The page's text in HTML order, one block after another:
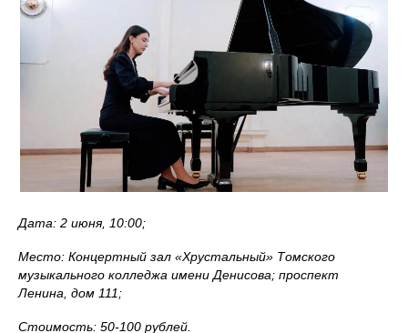
Дата: 2 июня, 10:00;
Место: Концертный зал «Хрустальный» Томского
музыкального колледжа имени Денисова; проспект
Ленина, дом 111;
Стоимость: 50-100 рублей.